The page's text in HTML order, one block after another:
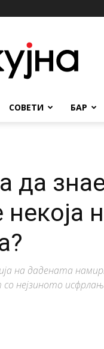
СОВЕТИ БАР
да
некоја
на дадената
нејзиното